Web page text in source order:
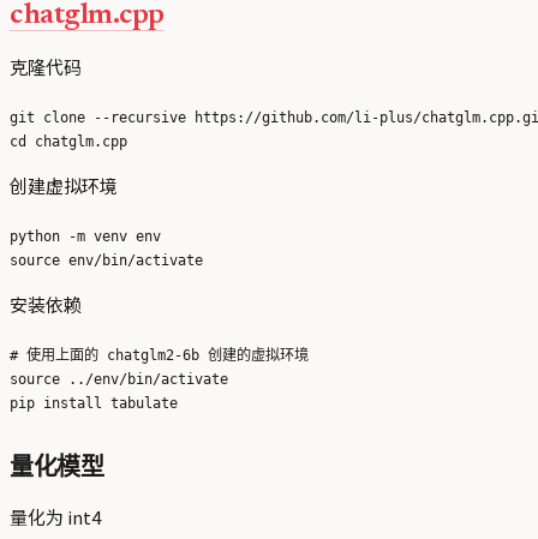
chatglm.cpp
克隆代码
git clone --recursive https://github.com/li-plus/
创建虚拟环境
python -m venv env
安装依赖
# 使用上面的 chatglm2-6b 创建的虚拟环境
source ../env/bin/activate
量化模型
量化为 int4